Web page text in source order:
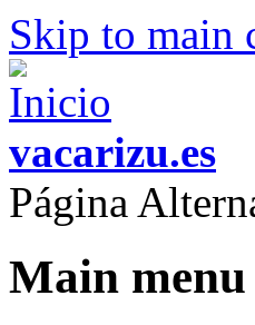
Skip to main
vacarizu.es
Página
Main menu